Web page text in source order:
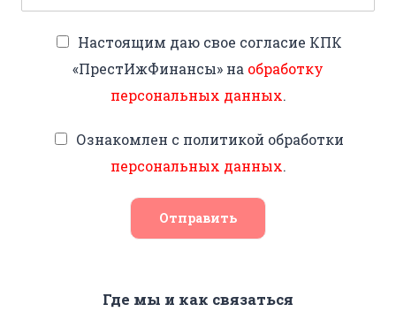
Настоящим даю свое согласие КПК
«ПрестИжФинансы» на обработку
персональных данных.
Ознакомлен с политикой обработки
персональных данных.
Отправить
Где мы и как связаться